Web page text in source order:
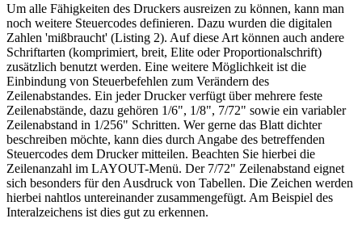
Um alle Fähigkeiten des Druckers ausreizen zu können, kann man
noch weitere Steuercodes definieren. Dazu wurden die digitalen
Zahlen 'mißbraucht' (Listing 2). Auf diese Art können auch andere
Schriftarten (komprimiert, breit, Elite oder Proportionalschrift)
zusätzlich benutzt werden. Eine weitere Möglichkeit ist die
Einbindung von Steuerbefehlen zum Verändern des
Zeilenabstandes. Ein jeder Drucker verfügt über mehrere feste
Zeilenabstände, dazu gehören 1/6", 1/8", 7/72" sowie ein variabler
Zeilenabstand in 1/256" Schritten. Wer gerne das Blatt dichter
beschreiben möchte, kann dies durch Angabe des betreffenden
Steuercodes dem Drucker mitteilen. Beachten Sie hierbei die
Zeilenanzahl im LAYOUT-Menü. Der 7/72" Zeilenabstand eignet
sich besonders für den Ausdruck von Tabellen. Die Zeichen werden
hierbei nahtlos untereinander zusammengefügt. Am Beispiel des
Interalzeichens ist dies gut zu erkennen.